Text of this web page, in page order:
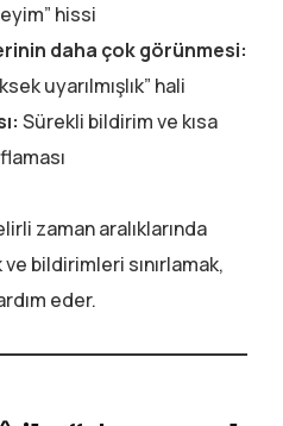
hissi
daha çok görünmesi:
uyarılmışlık” hali
Sürekli bildirim ve kısa
zaman aralıklarında
bildirimleri sınırlamak,
eder.